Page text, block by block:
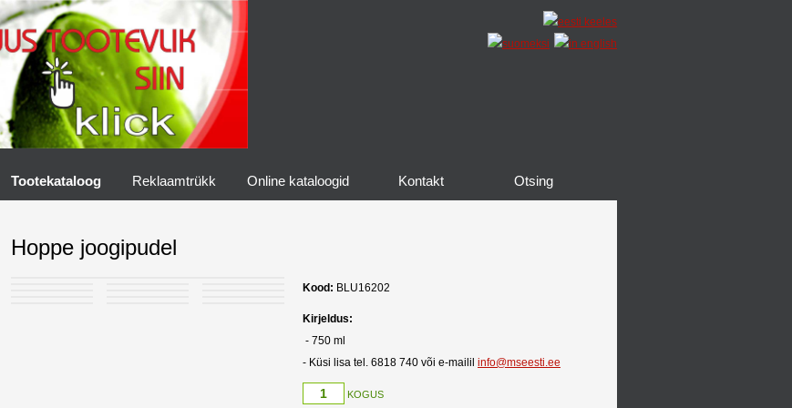
Tootekataloog Reklaamtrükk Online kataloogid Kontakt Otsing
Hoppe joogipudel
Kood: BLU16202
Kirjeldus:
- 750 ml
- Küsi lisa tel. 6818 740 või e-mailil info@mseesti.ee
KOGUS